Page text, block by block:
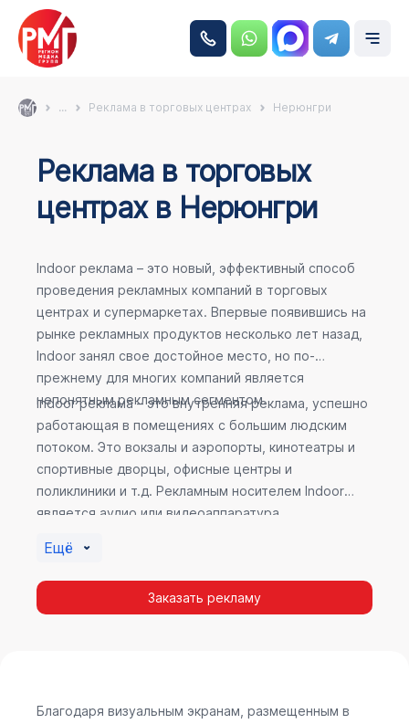
... Реклама в торговых центрах Нерюнгри
Реклама в торговых
центрах в Нерюнгри
Indoor реклама – это новый, эффективный способ
проведения рекламных компаний в торговых
центрах и супермаркетах. Впервые появившись на
рынке рекламных продуктов несколько лет назад,
Indoor занял свое достойное место, но по-
прежнему для многих компаний является
непонятным рекламным сегментом.
Indoor реклама – это внутренняя реклама, успешно
работающая в помещениях с большим людским
потоком. Это вокзалы и аэропорты, кинотеатры и
спортивные дворцы, офисные центры и
поликлиники и т.д. Рекламным носителем Indoor
является аудио или видеоаппаратура,
эффективность приносит такой вид рекламы в
местах продаж, поскольку воздействие на
покупателя в момент выбора товара наиболее
Indoor рекламы.
Ещё
Заказать рекламу
Благодаря визуальным экранам, размещенным в